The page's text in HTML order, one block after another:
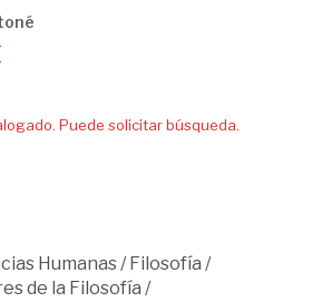
Puede solicitar búsqueda.
Humanas /Filosofía /
de la Filosofía /